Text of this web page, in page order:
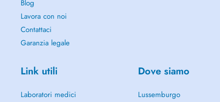
Blog
Lavora con noi
Contattaci
Garanzia legale
Link utili
Laboratori medici
Dove siamo
Lussemburgo